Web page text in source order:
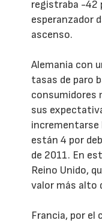
registraba -42
esperanzador
ascenso.
Alemania con
tasas de paro
consumidores
sus
están 4 por
de 2011. En
Reino Unido,
valor más alto
Francia, por el